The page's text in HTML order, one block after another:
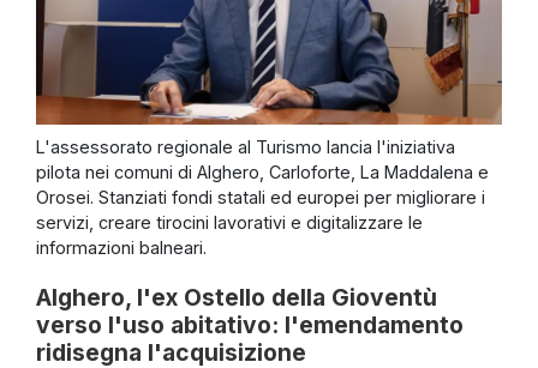
L'assessorato regionale al Turismo lancia l'iniziativa
pilota nei comuni di Alghero, Carloforte, La Maddalena e
Orosei. Stanziati fondi statali ed europei per migliorare i
servizi, creare tirocini lavorativi e digitalizzare le
informazioni balneari.
Alghero, l'ex Ostello della Gioventù
verso l'uso abitativo: l'emendamento
ridisegna l'acquisizione